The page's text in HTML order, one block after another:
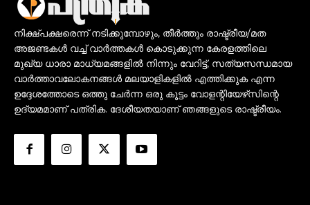
നിക്ഷ്പക്ഷരെന്ന് നടിക്കുമ്പോഴും, തീർത്തും രാഷ്ട്രീയ/മത
അജണ്ടകൾ വച്ച് വാർത്തകൾ കൊടുക്കുന്ന കേരളത്തിലെ
മുഖ്യ ധാരാ മാധ്യമങ്ങളിൽ നിന്നും വേറിട്ട്, സത്യസന്ധമായ
വാർത്താവലോകനങ്ങൾ മലയാളികളിൽ എത്തിക്കുക എന്ന
ഉദ്ദേശത്തോടെ ഒത്തു ചേർന്ന ഒരു കൂട്ടം വോളന്റിയേഴ്‌സിന്റെ
ഉദ്യമമാണ് പത്രിക. ദേശീയതയാണ് ഞങ്ങളുടെ രാഷ്ട്രീയം.